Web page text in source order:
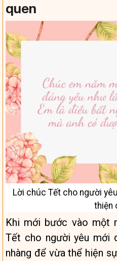
quen
Lời chúc Tết cho người
thiện
Khi mới bước vào một
Tết cho người yêu mới
nhàng để vừa thể hiện